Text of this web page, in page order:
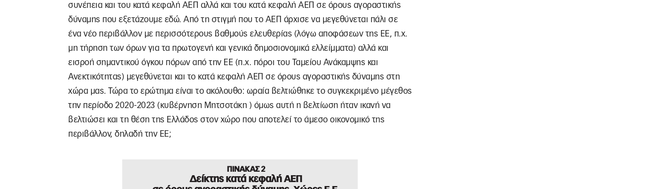
συνέπεια και του κατά κεφαλή ΑΕΠ αλλά και του κατά κεφαλή ΑΕΠ σε όρους αγοραστικής
δύναμης που εξετάζουμε εδώ. Από τη στιγμή που το ΑΕΠ άρχισε να μεγεθύνεται πάλι σε
ένα νέο περιβάλλον με περισσότερους βαθμούς ελευθερίας (λόγω αποφάσεων της ΕΕ, π.χ.
μη τήρηση των όρων για τα πρωτογενή και γενικά δημοσιονομικά ελλείμματα) αλλά και
εισροή σημαντικού όγκου πόρων από την ΕΕ (π.χ. πόροι του Ταμείου Ανάκαμψης και
Ανεκτικότητας) μεγεθύνεται και το κατά κεφαλή ΑΕΠ σε όρους αγοραστικής δύναμης στη
χώρα μας. Τώρα το ερώτημα είναι το ακόλουθο: ωραία βελτιώθηκε το συγκεκριμένο μέγεθος
την περίοδο 2020-2023 (κυβέρνηση Μητσοτάκη ) όμως αυτή η βελτίωση ήταν ικανή να
βελτιώσει και τη θέση της Ελλάδος στον χώρο που αποτελεί το άμεσο οικονομικό της
περιβάλλον, δηλαδή την ΕΕ;